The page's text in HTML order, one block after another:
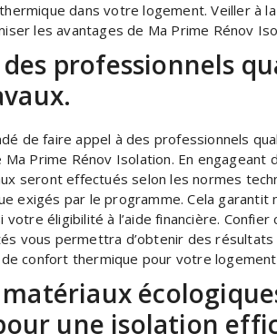
dans votre logement. Veiller à
les avantages de Ma Prime Rénov
des professionnels
de faire appel à des professionnels
Ma Prime Rénov Isolation. En
seront effectués selon les normes
exigés par le programme. Cela garantit
éligibilité à l’aide financière. Confier
vous permettra d’obtenir des
confort thermique pour votre
une isolation